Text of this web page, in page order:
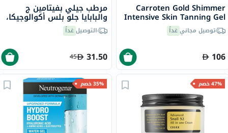
Carroten Gold Shimmer
Intensive Skin Tanning Gel
150mlتوصيل مجانيغداً
106
مرطب جيلي بفيتامين ج
والبابايا جلو بلس أكوالوجيكا،
50 جرامالتوصيلغداً
31.50
45
47% خصم 35% خصم